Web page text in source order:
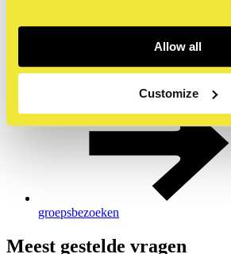
Allow all
Customize
& webshop
groepsbezoeken
Meest gestelde vragen